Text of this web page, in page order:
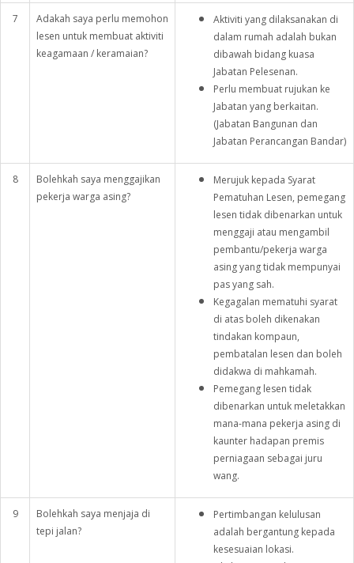
7
Adakah saya perlu memohon
lesen untuk membuat aktiviti
keagamaan / keramaian?
Aktiviti yang dilaksanakan di
dalam rumah adalah bukan
dibawah bidang kuasa
Jabatan Pelesenan.
Perlu membuat rujukan ke
Jabatan yang berkaitan.
(Jabatan Bangunan dan
Jabatan Perancangan Bandar)
8
Bolehkah saya menggajikan
pekerja warga asing?
Merujuk kepada Syarat
Pematuhan Lesen, pemegang
lesen tidak dibenarkan untuk
menggaji atau mengambil
pembantu/pekerja warga
asing yang tidak mempunyai
pas yang sah.
Kegagalan mematuhi syarat
di atas boleh dikenakan
tindakan kompaun,
pembatalan lesen dan boleh
didakwa di mahkamah.
Pemegang lesen tidak
dibenarkan untuk meletakkan
mana-mana pekerja asing di
kaunter hadapan premis
perniagaan sebagai juru
wang.
9
Bolehkah saya menjaja di
tepi jalan?
Pertimbangan kelulusan
adalah bergantung kepada
kesesuaian lokasi.